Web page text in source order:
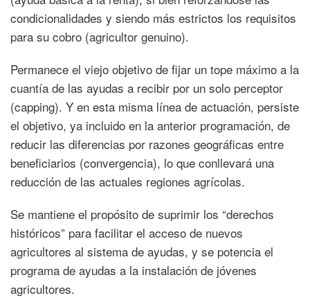
condicionalidades y siendo más estrictos los requisitos
para su cobro (agricultor genuino).
Permanece el viejo objetivo de fijar un tope máximo a la
cuantía de las ayudas a recibir por un solo perceptor
(capping). Y en esta misma línea de actuación, persiste
el objetivo, ya incluido en la anterior programación, de
reducir las diferencias por razones geográficas entre
beneficiarios (convergencia), lo que conllevará una
reducción de las actuales regiones agrícolas.
Se mantiene el propósito de suprimir los “derechos
históricos” para facilitar el acceso de nuevos
agricultores al sistema de ayudas, y se potencia el
programa de ayudas a la instalación de jóvenes
agricultores.